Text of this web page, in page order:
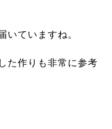
いていますね。
た作りも非常に参考